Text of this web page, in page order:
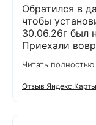
Обратился в
чтобы
30.06.26г был
Приехали
Читать полностью
Отзыв Яндекс.Карты